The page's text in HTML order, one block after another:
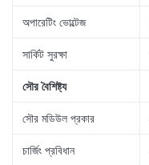
অপারেটিং ভোল্টেজ
সার্কিট সুরক্ষা
সৌরবৈশিষ্ট্য
সৌর মডিউল প্রকার
চার্জিং প্রবিধান